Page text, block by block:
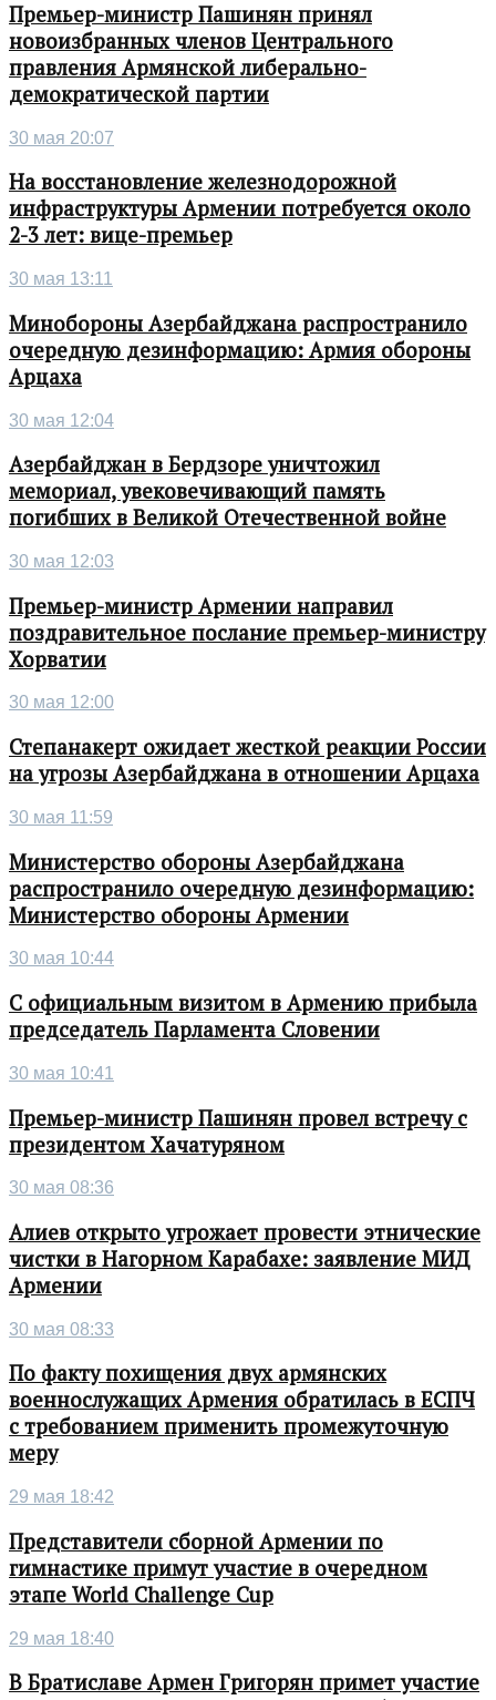
Премьер-министр Пашинян принял
новоизбранных членов Центрального
правления Армянской либерально-
демократической партии
30 мая 20:07
На восстановление железнодорожной
инфраструктуры Армении потребуется около
2-3 лет: вице-премьер
30 мая 13:11
Минобороны Азербайджана распространило
очередную дезинформацию: Армия обороны
Арцаха
30 мая 12:04
Азербайджан в Бердзоре уничтожил
мемориал, увековечивающий память
погибших в Великой Отечественной войне
30 мая 12:03
Премьер-министр Армении направил
поздравительное послание премьер-министру
Хорватии
30 мая 12:00
Степанакерт ожидает жесткой реакции России
на угрозы Азербайджана в отношении Арцаха
30 мая 11:59
Министерство обороны Азербайджана
распространило очередную дезинформацию:
Министерство обороны Армении
30 мая 10:44
С официальным визитом в Армению прибыла
председатель Парламента Словении
30 мая 10:41
Премьер-министр Пашинян провел встречу с
президентом Хачатуряном
30 мая 08:36
Алиев открыто угрожает провести этнические
чистки в Нагорном Карабахе: заявление МИД
Армении
30 мая 08:33
По факту похищения двух армянских
военнослужащих Армения обратилась в ЕСПЧ
с требованием применить промежуточную
меру
29 мая 18:42
Представители сборной Армении по
гимнастике примут участие в очередном
этапе World Challenge Cup
29 мая 18:40
В Братиславе Армен Григорян примет участие